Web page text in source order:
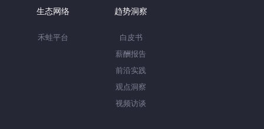
生态网络
禾蛙平台
趋势洞察
白皮书
薪酬报告
前沿实践
观点洞察
视频访谈